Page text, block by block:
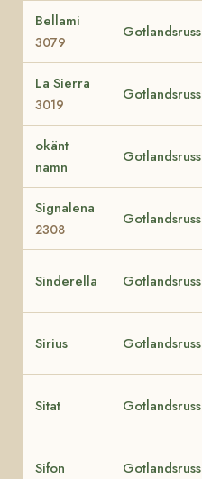
Bellami
3079
Gotlandsruss
La Sierra
3019
Gotlandsruss
okänt
namn
Gotlandsruss
Signalena
2308
Gotlandsruss
Sinderella Gotlandsruss
Sirius Gotlandsruss
Sitat Gotlandsruss
Sifon Gotlandsruss